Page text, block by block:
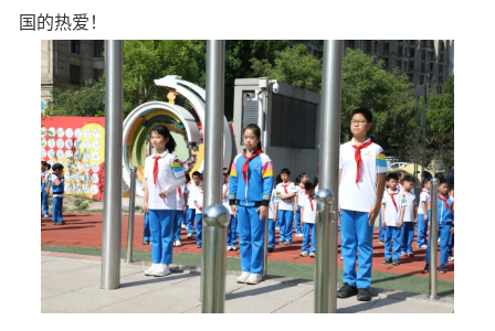
国的热爱！